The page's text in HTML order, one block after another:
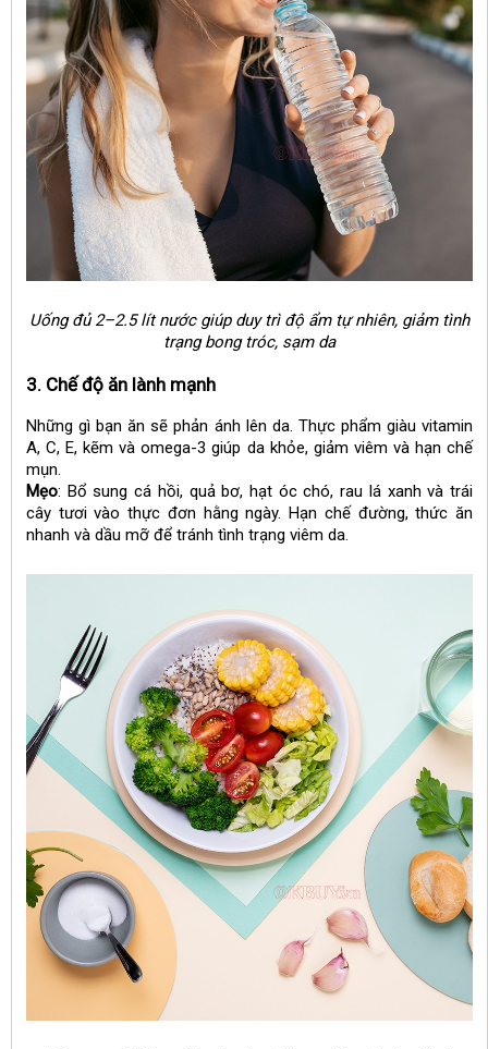
Uống đủ 2–2.5 lít nước giúp duy trì độ ẩm tự nhiên, giảm tình
trạng bong tróc, sạm da
3. Chế độ ăn lành mạnh
Những gì bạn ăn sẽ phản ánh lên da. Thực phẩm giàu vitamin
A, C, E, kẽm và omega-3 giúp da khỏe, giảm viêm và hạn chế
mụn.
Mẹo: Bổ sung cá hồi, quả bơ, hạt óc chó, rau lá xanh và trái
cây tươi vào thực đơn hằng ngày. Hạn chế đường, thức ăn
nhanh và dầu mỡ để tránh tình trạng viêm da.